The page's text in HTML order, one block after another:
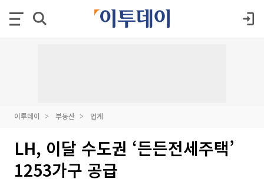
이투데이 부동산 업계
LH, 이달 수도권 ‘든든전세주택’
1253가구 공급